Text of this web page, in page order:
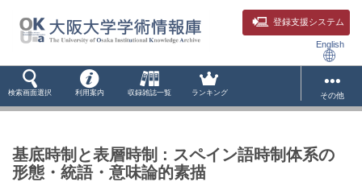
登録支援システム
English
検索画面選択 利用案内 収録雑誌一覧 ランキング その他
基底時制と表層時制 : スペイン語時制体系の
形態・統語・意味論的素描